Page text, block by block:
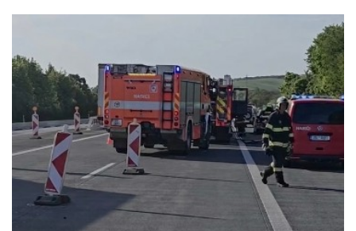
Zapomněli jste heslo?
Založit nový účet